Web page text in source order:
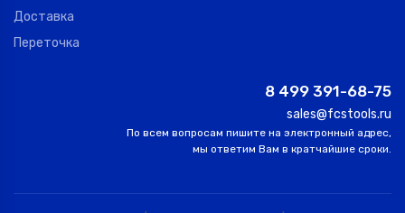
Доставка
Переточка
8 499 391-68-75
sales@fcstools.ru
По всем вопросам пишите на электронный адрес,
мы ответим Вам в кратчайшие сроки.